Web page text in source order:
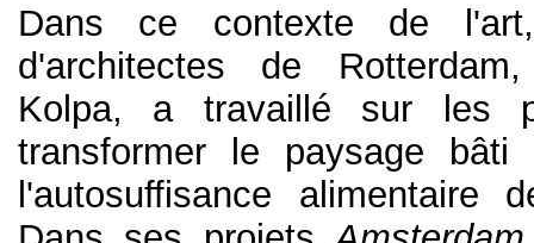
Dans ce contexte de
d'architectes de
Kolpa, a travaillé sur les
transformer le paysage bâti
l'autosuffisance alimentaire